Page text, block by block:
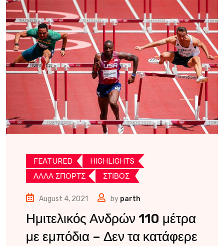
FEATURED
HIGHLIGHTS
ΑΛΛΑ ΣΠΟΡΤΣ
ΣΤΙΒΟΣ
August 4, 2021 by parth
Ημιτελικός Ανδρών 110 μέτρα
με εμπόδια – Δεν τα κατάφερε